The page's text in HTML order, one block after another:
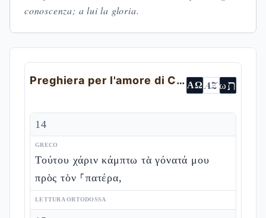
conoscenza; a lui la gloria.
Preghiera per l'amore di Cristo ΑΩ AZωת
14
GRECO
Τούτου χάριν κάμπτω τὰ γόνατά μου
πρὸς τὸν ⸀πατέρα,
LETTURA ORTODOSSA